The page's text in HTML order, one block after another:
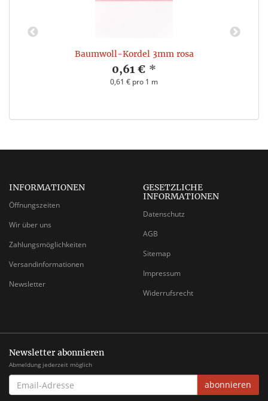
Baumwoll-Kordel 3mm rosa
0,61 € *
0,61 € pro 1 m
INFORMATIONEN
Öffnungszeiten
Wir über uns
Zahlungsmöglichkeiten
Versandinformationen
Newsletter
GESETZLICHE
INFORMATIONEN
Datenschutz
AGB
Sitemap
Impressum
Widerrufsrecht
Newsletter abonnieren
Abmeldung jederzeit möglich
EMAIL-
ADRESSE
abonnieren